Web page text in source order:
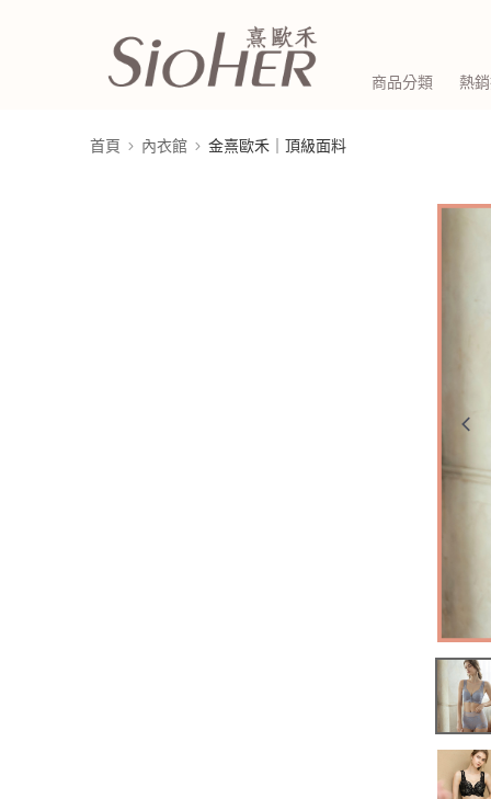
商品分類 熱
首頁 內衣館 金熹歐禾｜頂級面料